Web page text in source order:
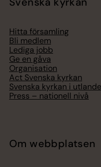
Hitta församling
Bli medlem
Lediga jobb
Ge en gåva
Organisation
Act Svenska kyrkan
Svenska kyrkan i
Press – nationell nivå
Om webbplatsen